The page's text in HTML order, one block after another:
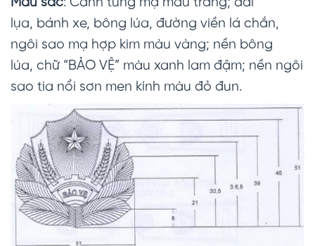
lụa, bánh xe, bông lúa, đường viền lá chắn,
ngôi sao mạ hợp kim màu vàng; nền bông
lúa, chữ “BẢO VỆ” màu xanh lam đậm; nền ngôi
sao tia nổi sơn men kính màu đỏ đun.